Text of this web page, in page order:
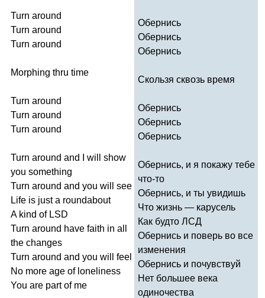
Turn around
Turn around
Turn around
Morphing thru time
Turn around
Turn around
Turn around
Turn around and will
show
you something
Turn around and you will
see
Life is just a roundabout
A kind of LSD
Turn around have faith in all
the changes
Turn around and you will
feel
No more age of loneliness
You are part of me
Обернись
Обернись
Обернись
Скользя сквозь время
Обернись
Обернись
Обернись
Обернись, и я покажу тебе
что-то
Обернись, и ты увидишь
Что жизнь — карусель
Как будто ЛСД
Обернись и поверь во все
изменения
Обернись и почувствуй
Нет большее века
одиночества